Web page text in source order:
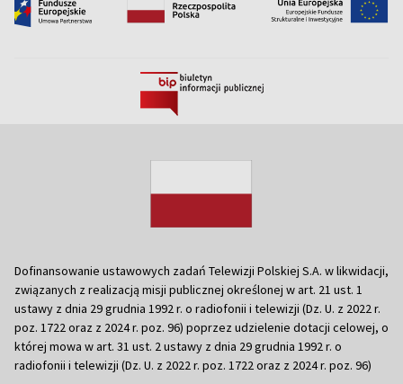
Dofinansowanie ustawowych zadań Telewizji Polskiej S.A. w likwidacji,
związanych z realizacją misji publicznej określonej w art. 21 ust. 1
ustawy z dnia 29 grudnia 1992 r. o radiofonii i telewizji (Dz. U. z 2022 r.
poz. 1722 oraz z 2024 r. poz. 96) poprzez udzielenie dotacji celowej, o
której mowa w art. 31 ust. 2 ustawy z dnia 29 grudnia 1992 r. o
radiofonii i telewizji (Dz. U. z 2022 r. poz. 1722 oraz z 2024 r. poz. 96)